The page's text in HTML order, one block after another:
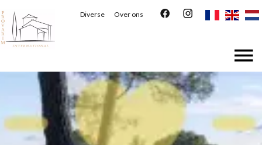
Diverse Over ons